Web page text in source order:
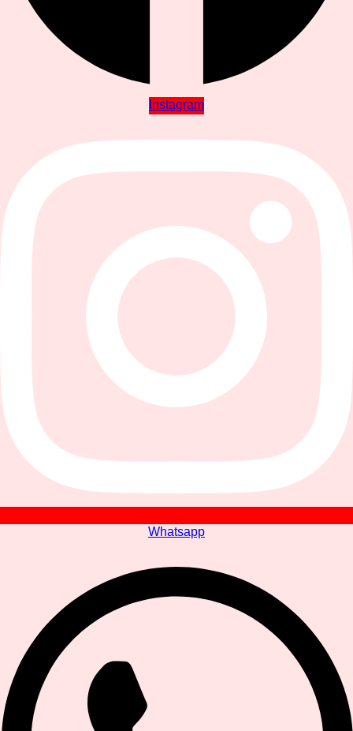
Instagram
Whatsapp